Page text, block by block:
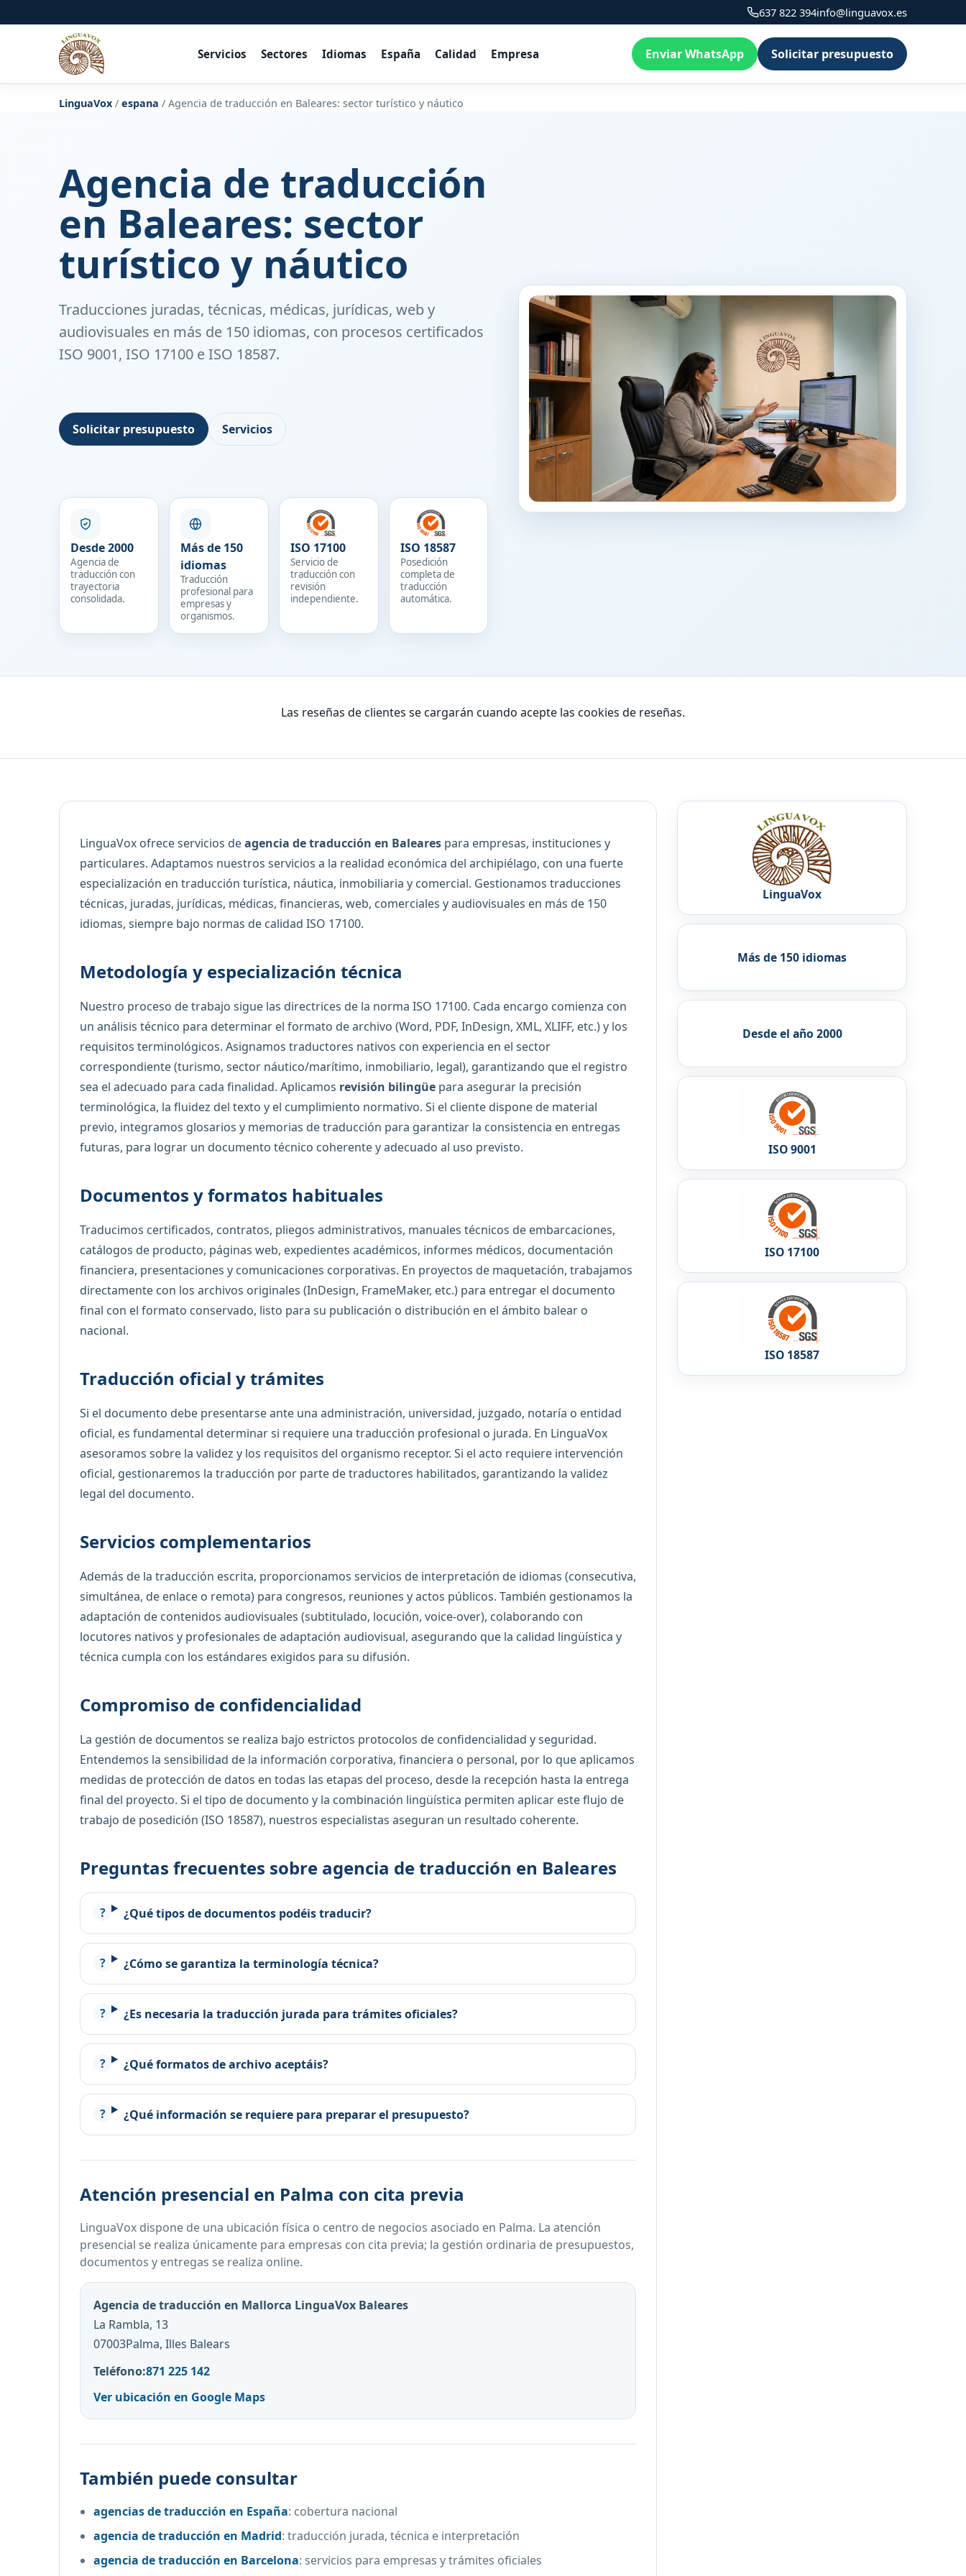
637 822 394info@linguavox.es
Servicios Sectores Idiomas España Calidad Empresa Enviar WhatsApp Solicitar presupuesto
LinguaVox / espana / Agencia de traducción en Baleares: sector turístico y náutico
Agencia de traducción
en Baleares: sector
turístico y náutico
Traducciones juradas, técnicas, médicas, jurídicas, web y
audiovisuales en más de 150 idiomas, con procesos certificados
ISO 9001, ISO 17100 e ISO 18587.
Solicitar presupuesto Servicios
Desde 2000
Agencia de
traducción con
trayectoria
consolidada.
Más de 150
idiomas
Traducción
profesional para
empresas y
organismos.
ISO 17100
Servicio de
traducción con
revisión
independiente.
ISO 18587
Posedición
completa de
traducción
automática.
Las reseñas de clientes se cargarán cuando acepte las cookies de reseñas.
LinguaVox ofrece servicios deagencia de traducción en Baleares para empresas, instituciones y
particulares. Adaptamos nuestros servicios a la realidad económica del archipiélago, con una fuerte
especialización en traducción turística, náutica, inmobiliaria y comercial. Gestionamos traducciones
técnicas, juradas, jurídicas, médicas, financieras, web, comerciales y audiovisuales en más de 150
idiomas, siempre bajo normas de calidad ISO 17100.
Metodología y especialización técnica
Nuestro proceso de trabajo sigue las directrices de la norma ISO 17100. Cada encargo comienza con
un análisis técnico para determinar el formato de archivo (Word, PDF, InDesign, XML, XLIFF, etc.) y los
requisitos terminológicos. Asignamos traductores nativos con experiencia en el sector
correspondiente (turismo, sector náutico/marítimo, inmobiliario, legal), garantizando que el registro
sea el adecuado para cada finalidad. Aplicamos revisión bilingüe para asegurar la precisión
terminológica, la fluidez del texto y el cumplimiento normativo. Si el cliente dispone de material
previo, integramos glosarios y memorias de traducción para garantizar la consistencia en entregas
futuras, para lograr un documento técnico coherente y adecuado al uso previsto.
Documentos y formatos habituales
Traducimos certificados, contratos, pliegos administrativos, manuales técnicos de embarcaciones,
catálogos de producto, páginas web, expedientes académicos, informes médicos, documentación
financiera, presentaciones y comunicaciones corporativas. En proyectos de maquetación, trabajamos
directamente con los archivos originales (InDesign, FrameMaker, etc.) para entregar el documento
final con el formato conservado, listo para su publicación o distribución en el ámbito balear o
nacional.
Traducción oficial y trámites
Si el documento debe presentarse ante una administración, universidad, juzgado, notaría o entidad
oficial, es fundamental determinar si requiere una traducción profesional o jurada. En LinguaVox
asesoramos sobre la validez y los requisitos del organismo receptor. Si el acto requiere intervención
oficial, gestionaremos la traducción por parte de traductores habilitados, garantizando la validez
legal del documento.
Servicios complementarios
Además de la traducción escrita, proporcionamos servicios de interpretación de idiomas (consecutiva,
simultánea, de enlace o remota) para congresos, reuniones y actos públicos. También gestionamos la
adaptación de contenidos audiovisuales (subtitulado, locución, voice-over), colaborando con
locutores nativos y profesionales de adaptación audiovisual, asegurando que la calidad lingüística y
técnica cumpla con los estándares exigidos para su difusión.
Compromiso de confidencialidad
La gestión de documentos se realiza bajo estrictos protocolos de confidencialidad y seguridad.
Entendemos la sensibilidad de la información corporativa, financiera o personal, por lo que aplicamos
medidas de protección de datos en todas las etapas del proceso, desde la recepción hasta la entrega
final del proyecto. Si el tipo de documento y la combinación lingüística permiten aplicar este flujo de
trabajo de posedición (ISO 18587), nuestros especialistas aseguran un resultado coherente.
Preguntas frecuentes sobre agencia de traducción en Baleares
¿Qué tipos de documentos podéis traducir?
¿Cómo se garantiza la terminología técnica?
¿Es necesaria la traducción jurada para trámites oficiales?
¿Qué formatos de archivo aceptáis?
¿Qué información se requiere para preparar el presupuesto?
Atención presencial en Palma con cita previa
LinguaVox dispone de una ubicación física o centro de negocios asociado en Palma. La atención
presencial se realiza únicamente para empresas con cita previa; la gestión ordinaria de presupuestos,
documentos y entregas se realiza online.
Agencia de traducción en Mallorca LinguaVox Baleares
La Rambla, 13
07003Palma, Illes Balears
Teléfono:871 225 142
Ver ubicación en Google Maps
También puede consultar
agencias de traducción en España: cobertura nacional
agencia de traducción en Madrid:traducción jurada, técnica e interpretación
agencia de traducción en Barcelona: servicios para empresas y trámites oficiales
LinguaVox
Más de 150 idiomas
Desde el año 2000
ISO 9001
ISO 17100
ISO 18587